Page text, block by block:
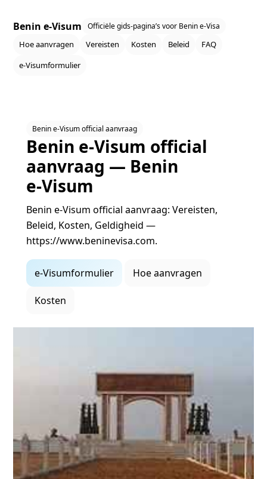
Benin e‑Visum Officiële gids‑pagina’s voor Benin e‑Visa
Hoe aanvragen Vereisten Kosten Beleid
FAQ
e‑Visumformulier
Benin e‑Visum official aanvraag
Benin e‑Visum official
aanvraag — Benin
e‑Visum
Benin e‑Visum official aanvraag: Vereisten,
Beleid, Kosten, Geldigheid —
https://www.beninevisa.com.
e‑Visumformulier Hoe aanvragen
Kosten